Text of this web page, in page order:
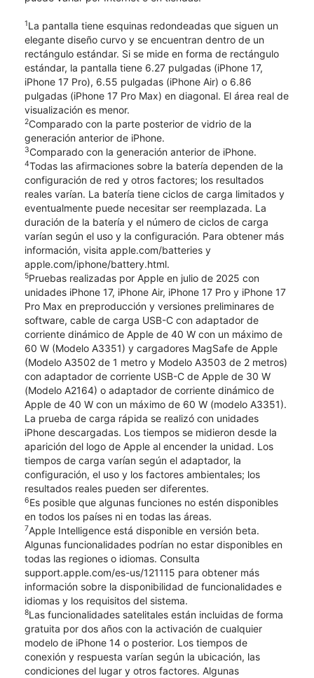
1La pantalla tiene esquinas redondeadas que siguen un
elegante diseño curvo y se encuentran dentro de un
rectángulo estándar. Si se mide en forma de rectángulo
estándar, la pantalla tiene 6.27 pulgadas (iPhone 17,
iPhone 17 Pro), 6.55 pulgadas (iPhone Air) o 6.86
pulgadas (iPhone 17 Pro Max) en diagonal. El área real de
visualización es menor.
2Comparado con la parte posterior de vidrio de la
generación anterior de iPhone.
3Comparado con la generación anterior de iPhone.
4Todas las afirmaciones sobre la batería dependen de la
configuración de red y otros factores; los resultados
reales varían. La batería tiene ciclos de carga limitados y
eventualmente puede necesitar ser reemplazada. La
duración de la batería y el número de ciclos de carga
varían según el uso y la configuración. Para obtener más
información, visita apple.com/batteries y
apple.com/iphone/battery.html.
5Pruebas realizadas por Apple en julio de 2025 con
unidades iPhone 17, iPhone Air, iPhone 17 Pro y iPhone 17
Pro Max en preproducción y versiones preliminares de
software, cable de carga USB-C con adaptador de
corriente dinámico de Apple de 40 W con un máximo de
60 W (Modelo A3351) y cargadores MagSafe de Apple
(Modelo A3502 de 1 metro y Modelo A3503 de 2 metros)
con adaptador de corriente USB-C de Apple de 30 W
(Modelo A2164) o adaptador de corriente dinámico de
Apple de 40 W con un máximo de 60 W (modelo A3351).
La prueba de carga rápida se realizó con unidades
iPhone descargadas. Los tiempos se midieron desde la
aparición del logo de Apple al encender la unidad. Los
tiempos de carga varían según el adaptador, la
configuración, el uso y los factores ambientales; los
resultados reales pueden ser diferentes.
6Es posible que algunas funciones no estén disponibles
en todos los países ni en todas las áreas.
7Apple Intelligence está disponible en versión beta.
Algunas funcionalidades podrían no estar disponibles en
todas las regiones o idiomas. Consulta
support.apple.com/es-us/121115 para obtener más
información sobre la disponibilidad de funcionalidades e
idiomas y los requisitos del sistema.
8Las funcionalidades satelitales están incluidas de forma
gratuita por dos años con la activación de cualquier
modelo de iPhone 14 o posterior. Los tiempos de
conexión y respuesta varían según la ubicación, las
condiciones del lugar y otros factores. Algunas